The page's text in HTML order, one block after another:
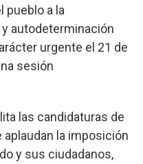
pueblo a la
autodeterminación
urgente el 21 de
sesión
las candidaturas de
la imposición
y sus ciudadanos,